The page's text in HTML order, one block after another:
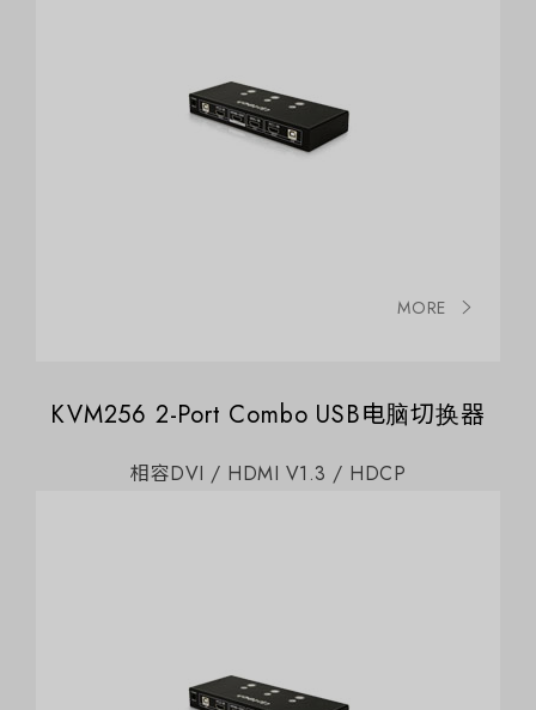
MORE
KVM256 2-Port Combo USB电脑切换器
相容DVI / HDMI V1.3 / HDCP